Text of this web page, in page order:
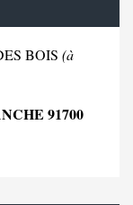
BOIS (à
91700